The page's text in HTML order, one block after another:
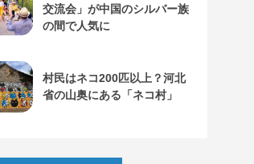
交流会」が中国のシルバー族
の間で人気に
村民はネコ200匹以上？河北
省の山奥にある「ネコ村」